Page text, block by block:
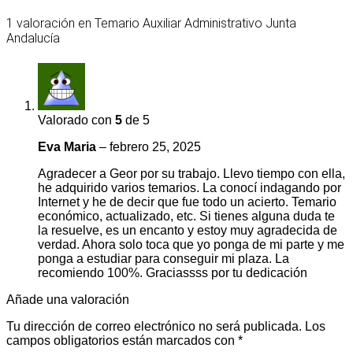
1 valoración en Temario Auxiliar Administrativo Junta
Andalucía
Valorado con 5 de 5
Eva Maria – febrero 25, 2025
Agradecer a Geor por su trabajo. Llevo tiempo con ella,
he adquirido varios temarios. La conocí indagando por
Internet y he de decir que fue todo un acierto. Temario
económico, actualizado, etc. Si tienes alguna duda te
la resuelve, es un encanto y estoy muy agradecida de
verdad. Ahora solo toca que yo ponga de mi parte y me
ponga a estudiar para conseguir mi plaza. La
recomiendo 100%. Graciassss por tu dedicación
Añade una valoración
Tu dirección de correo electrónico no será publicada. Los
campos obligatorios están marcados con *